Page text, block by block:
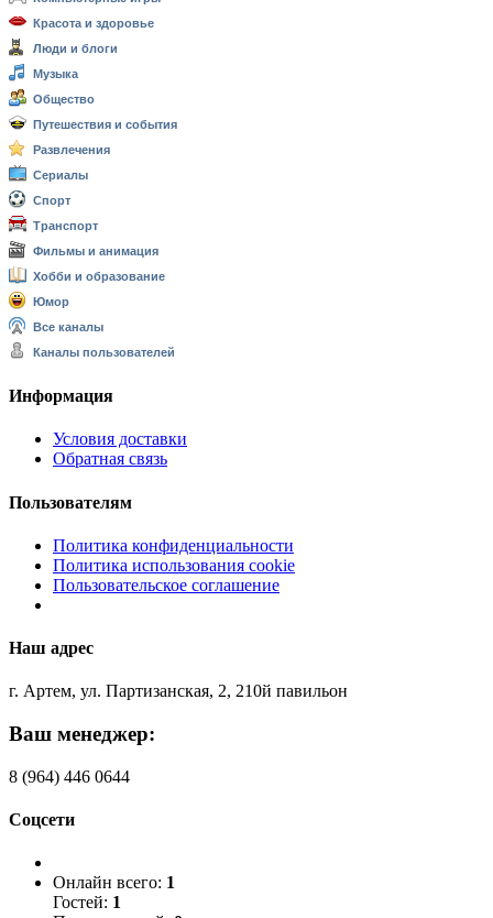
Красота и здоровье
Люди и блоги
Музыка
Общество
Путешествия и события
Развлечения
Сериалы
Спорт
Транспорт
Фильмы и анимация
Хобби и образование
Юмор
Все каналы
Каналы пользователей
Информация
Условия доставки
Обратная связь
Пользователям
Политика конфиденциальности
Политика использования cookie
Пользовательское соглашение
Наш адрес
г. Артем, ул. Партизанская, 2, 210й павильон
Ваш менеджер:
8 (964) 446 0644
Соцсети
Онлайн всего: 1
Гостей: 1